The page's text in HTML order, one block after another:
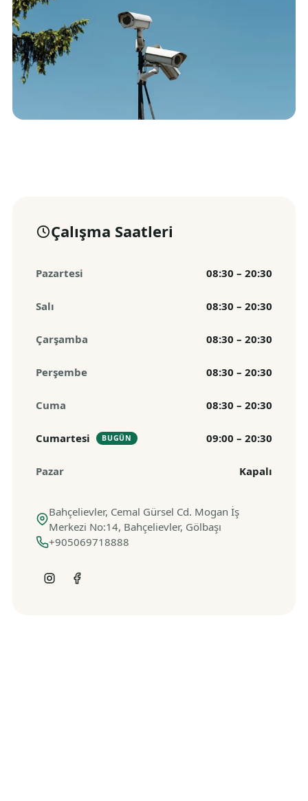
Çalışma Saatleri
Pazartesi 08:30 – 20:30
Salı 08:30 – 20:30
Çarşamba 08:30 – 20:30
Perşembe 08:30 – 20:30
Cuma 08:30 – 20:30
Cumartesi BUGÜN 09:00 – 20:30
Pazar Kapalı
Bahçelievler, Cemal Gürsel Cd. Mogan İş
Merkezi No:14, Bahçelievler, Gölbaşı
+905069718888